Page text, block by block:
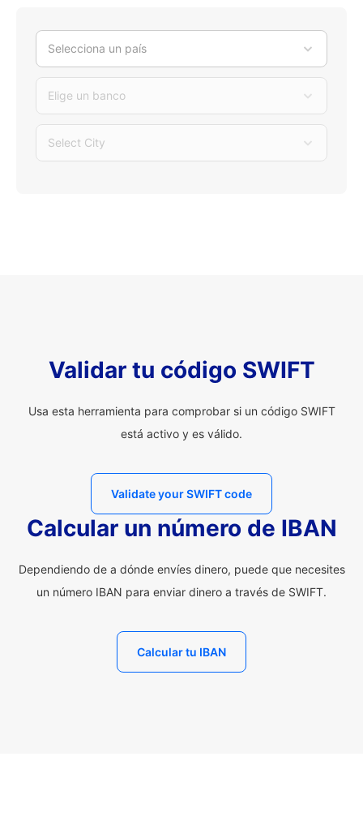
Selecciona un país
Elige un banco
Select City
Validar tu código SWIFT
Usa esta herramienta para comprobar si un código SWIFT
está activo y es válido.
Validate your SWIFT code
Calcular un número de IBAN
Dependiendo de a dónde envíes dinero, puede que necesites
un número IBAN para enviar dinero a través de SWIFT.
Calcular tu IBAN